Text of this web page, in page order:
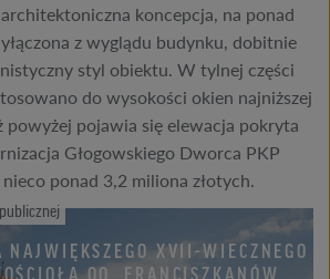
koncepcja, na ponad
z wyglądu budynku, dobitnie
styl obiektu. W tylnej części
do wysokości okien najniższej
powyżej pojawia się elewacja pokryta
Głogowskiego Dworca PKP
ponad 3,2 miliona złotych.
NAJWIĘKSZEGO XVII-WIECZNEGO
OO. FRANCISZKANÓW